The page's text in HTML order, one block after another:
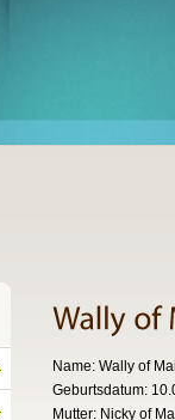
Name: Wally of
Geburtsdatum:
Mutter: Nicky of